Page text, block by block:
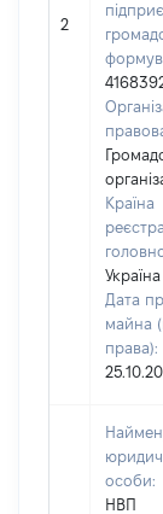
2
Країна
Україна
Дата
майна
права):
особи:
НВП